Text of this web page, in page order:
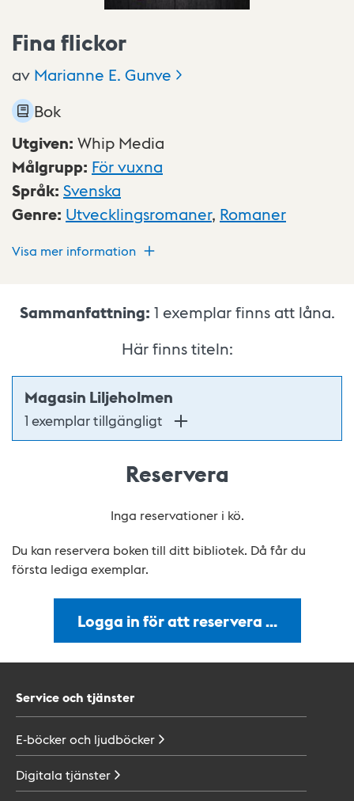
Fina flickor
av Marianne E. Gunve
Bok
Utgiven: Whip Media
Målgrupp: För vuxna
Språk: Svenska
Genre: Utvecklingsromaner, Romaner
Visa mer information
Sammanfattning: 1 exemplar finns att låna.
Här finns titeln:
Magasin Liljeholmen
1 exemplar tillgängligt
Reservera
Inga reservationer i kö.
Du kan reservera boken till ditt bibliotek. Då får du
första lediga exemplar.
Logga in för att reservera …
Service och tjänster
E-böcker och ljudböcker
Digitala tjänster